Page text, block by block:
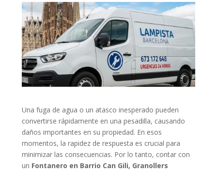
Una fuga de agua o un atasco inesperado pueden
convertirse rápidamente en una pesadilla, causando
daños importantes en su propiedad. En esos
momentos, la rapidez de respuesta es crucial para
minimizar las consecuencias. Por lo tanto, contar con
un Fontanero en Barrio Can Gili, Granollers